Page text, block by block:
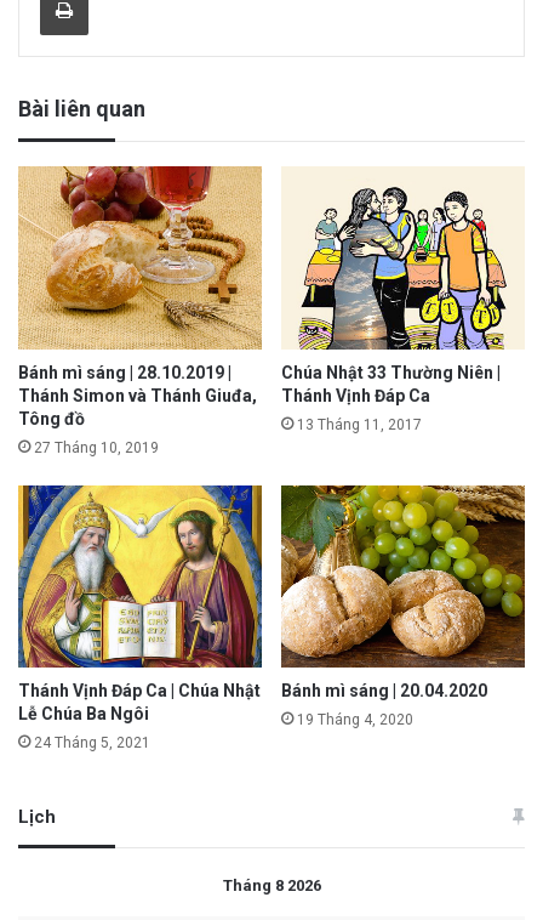
Bài liên quan
Bánh mì sáng | 28.10.2019 |
Thánh Simon và Thánh Giuđa,
Tông đồ
27 Tháng 10, 2019
Chúa Nhật 33 Thường Niên |
Thánh Vịnh Đáp Ca
13 Tháng 11, 2017
Thánh Vịnh Đáp Ca | Chúa Nhật
Lễ Chúa Ba Ngôi
24 Tháng 5, 2021
Bánh mì sáng | 20.04.2020
19 Tháng 4, 2020
Lịch
Tháng 8 2026